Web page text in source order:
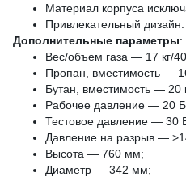
Материал корпуса
Привлекательный дизайн.
Дополнительные параметры:
Вес/объем газа — 17 кг/
Пропан, вместимость —
Бутан, вместимость — 20
Рабочее давление — 20
Тестовое давление — 30
Давление на разрыв —
Высота — 760 мм;
Диаметр — 342 мм;